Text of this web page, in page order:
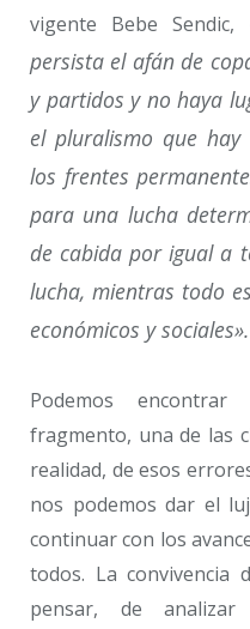
vigente Bebe
persista el afán de
y partidos y no haya
el pluralismo que
los frentes
para una lucha
de cabida por igual a
lucha, mientras todo
económicos y sociales».
Podemos
fragmento, una de las
realidad, de esos
nos podemos dar el
continuar con los
todos. La convivencia
pensar, de analizar